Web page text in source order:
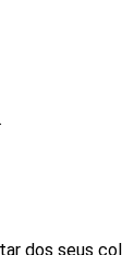
dos seus